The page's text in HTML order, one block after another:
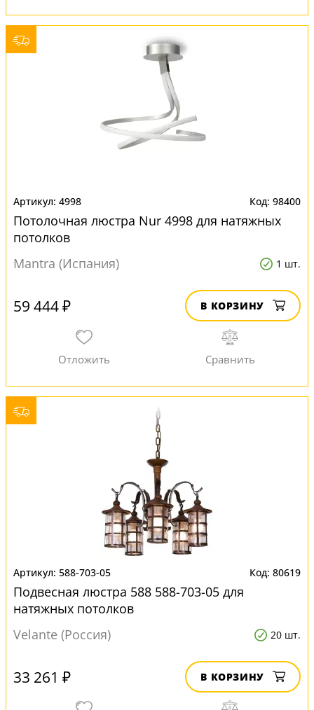
4998 98400
Потолочная люстра Nur 4998 для натяжных
потолков
Mantra (Испания)
1 шт.
59 444 ₽ В КОРЗИНУ
588-703-05 80619
Подвесная люстра 588 588-703-05 для
натяжных потолков
Velante (Россия)
20 шт.
33 261 ₽ В КОРЗИНУ